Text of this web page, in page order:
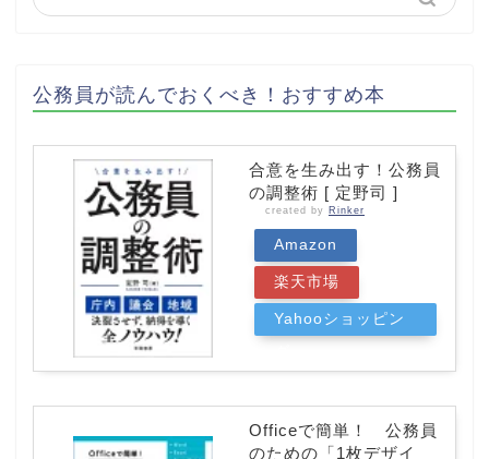
公務員が読んでおくべき！おすすめ本
合意を生み出す！公務員
の調整術 [ 定野司 ]
created by Rinker
Amazon
楽天市場
Yahooショッピン
Officeで簡単！ 公務員
のための「1枚デザイ